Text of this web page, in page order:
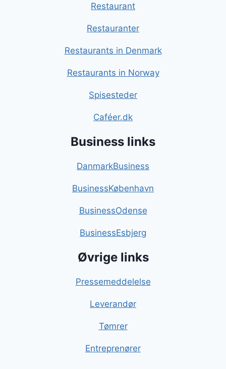
Restaurant
Restauranter
Restaurants in Denmark
Restaurants in Norway
Spisesteder
Caféer.dk
Business links
DanmarkBusiness
BusinessKøbenhavn
BusinessOdense
BusinessEsbjerg
Øvrige links
Pressemeddelelse
Leverandør
Tømrer
Entreprenører